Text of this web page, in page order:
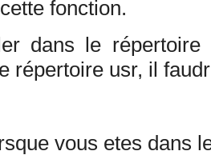
fonction.
dans le
répertoire usr, il
vous etes dans